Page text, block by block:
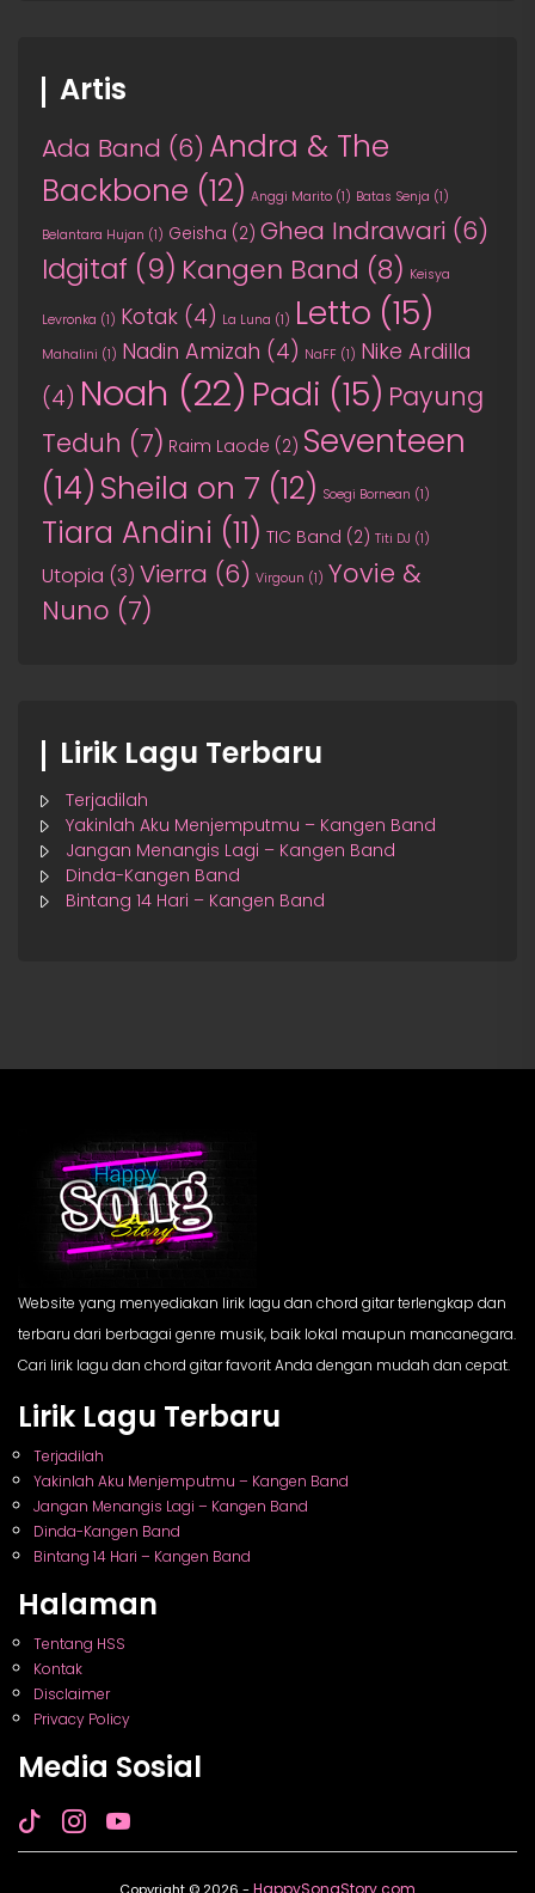
Artis
Ada Band (6) Andra & The
Backbone (12) Anggi Marito (1) Batas Senja (1)
Belantara Hujan (1) Geisha (2) Ghea Indrawari (6)
Idgitaf (9) Kangen Band (8) Keisya
Levronka (1) Kotak (4) La Luna (1) Letto (15)
Mahalini (1) Nadin Amizah (4) NaFF (1) Nike Ardilla
(4) Noah (22) Padi (15) Payung
Teduh (7) Raim Laode (2) Seventeen
(14) Sheila on 7 (12) Soegi Bornean (1)
Tiara Andini (11) TIC Band (2) Titi DJ (1)
Utopia (3) Vierra (6) Virgoun (1) Yovie &
Nuno (7)
Lirik Lagu Terbaru
Terjadilah
Yakinlah Aku Menjemputmu – Kangen Band
Jangan Menangis Lagi – Kangen Band
Dinda-Kangen Band
Bintang 14 Hari – Kangen Band
Website yang menyediakan lirik lagu dan chord gitar terlengkap dan
terbaru dari berbagai genre musik, baik lokal maupun mancanegara.
Cari lirik lagu dan chord gitar favorit Anda dengan mudah dan cepat.
Lirik Lagu Terbaru
Terjadilah
Yakinlah Aku Menjemputmu – Kangen Band
Jangan Menangis Lagi – Kangen Band
Dinda-Kangen Band
Bintang 14 Hari – Kangen Band
Halaman
Tentang HSS
Kontak
Disclaimer
Privacy Policy
Media Sosial